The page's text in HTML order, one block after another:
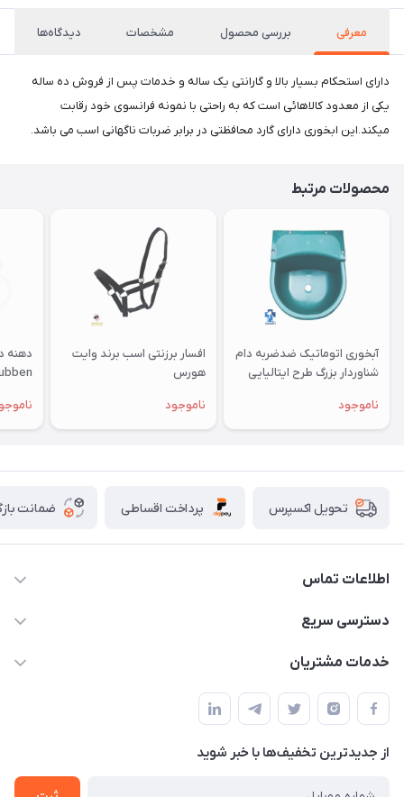
معرفی بررسی محصول مشخصات دیدگاه‌ها
دارای استحکام بسیار بالا و گارانتی یک ساله و خدمات پس از فروش ده ساله
یکی از معدود کالاهائی است که به راحتی با نمونه فرانسوی خود رقابت
میکند.این ابخوری دارای گارد محافظتی در برابر ضربات ناگهانی اسب می باشد.
محصولات مرتبط
آبخوری اتوماتیک ضدضربه دام
شناوردار بزرگ طرح ایتالیایی
ناموجود
افسار برزنتی اسب برند وایت
هورس
ناموجود
تحویل اکسپرس پرداخت اقساطی ضمانت
اطلاعات تماس
07154503736-09120986090
دسترسی سریع
حساب کاربری
درباره ما
تماس با ما
خدمات مشتریان
قوانین و مقررات
حفظ حریم شخصی
سوالات متداول
شرایط ارسال رایگان
از جدید‌ترین تخفیف‌ها با‌ خبر شوید